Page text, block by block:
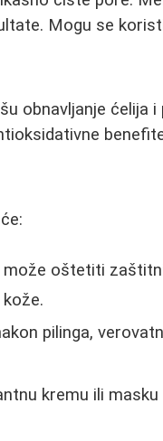
Mogu se
obnavljanje ćelija
može oštetiti
pilinga,
kremu ili masku